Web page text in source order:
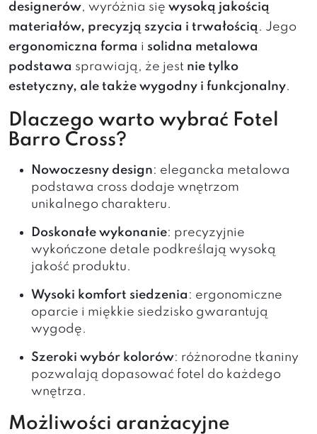
designerów, wyróżnia się wysoką jakością
materiałów, precyzją szycia i trwałością . Jego
ergonomiczna forma i solidna metalowa
podstawa sprawiają, że jest nie tylko
estetyczny, ale także wygodny i funkcjonalny.
Dlaczego warto wybrać Fotel
Barro Cross?
Nowoczesny design: elegancka metalowa
podstawa cross dodaje wnętrzom
unikalnego charakteru.
Doskonałe wykonanie: precyzyjnie
wykończone detale podkreślają wysoką
jakość produktu.
Wysoki komfort siedzenia : ergonomiczne
oparcie i miękkie siedzisko gwarantują
wygodę.
Szeroki wybór kolorów: różnorodne tkaniny
pozwalają dopasować fotel do każdego
wnętrza.
Możliwości aranżacyjne